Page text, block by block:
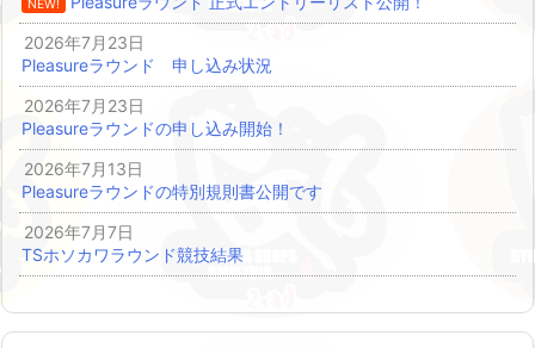
NEW!
2026年7月23日
Pleasureラウンド 申し込み状況
2026年7月23日
Pleasureラウンドの申し込み開始！
2026年7月13日
Pleasureラウンドの特別規則書公開です
2026年7月7日
TSホソカワラウンド競技結果